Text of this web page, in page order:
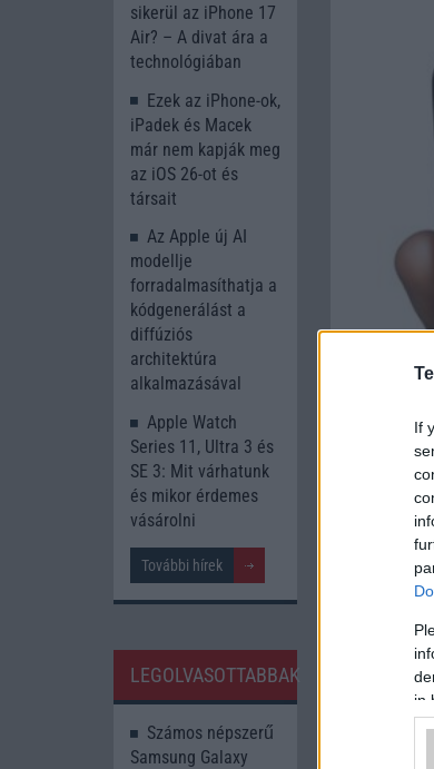
If
in
sikerül az iPhone 17
Air? – A divat ára a
technológiában
Ezek az iPhone-ok,
iPadek és Macek
már nem kapják meg
az iOS 26-ot és
társait
Az Apple új AI
modellje
forradalmasíthatja a
kódgenerálást a
diffúziós
architektúra
alkalmazásával
Apple Watch
Series 11, Ultra 3 és
SE 3: Mit várhatunk
és mikor érdemes
vásárolni
További hírek
LEGOLVASOTTABBAK
Számos népszerű
Samsung Galaxy